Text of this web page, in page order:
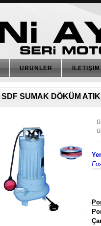
ÜRÜNLER İLETIŞIM
SDF SUMAK DÖKÜM